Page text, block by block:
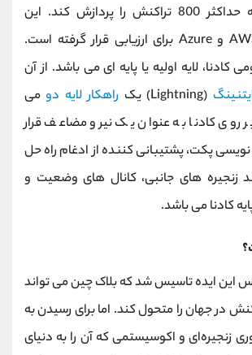
تواند در هر ثانیه حداکثر 800 تراکنش را پردازش کند. این
پروتکل بر روی AWS و Azure برای ارزیابی قرار گرفته است.
کادنا، لایه اولیه یا پایه ای می باشد. از آن
(Lightning) یک راهکار لایه دومی
روی کادنا به عنوان یک نیرو مضاعف قرار
نویسی پکت، پشتیبانی کننده از ادغام راه حل
زنجیره های جانبی، کانال های وضعیت و
کادنا می باشد.
این ایده تاسیس شد که بلاک چین می تواند
در جهان را متحول کند. اما برای رسیدن به
زنجیره‌ای و اکوسیستمی که آن را به دنیای